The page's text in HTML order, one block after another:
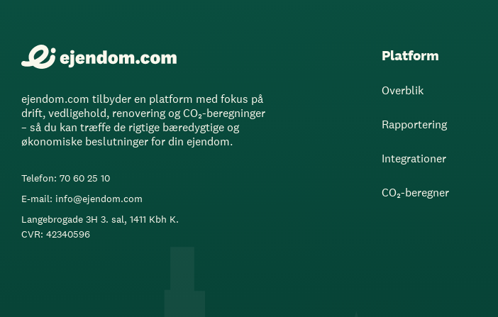
ejendom.com tilbyder en platform med fokus på
drift, vedligehold, renovering og CO₂-beregninger
– så du kan træffe de rigtige bæredygtige og
økonomiske beslutninger for din ejendom.
Telefon: 70 60 25 10
E-mail: info@ejendom.com
Langebrogade 3H 3. sal, 1411 Kbh K.
CVR: 42340596
Platform
Overblik
Rapportering
Integrationer
CO₂-beregner